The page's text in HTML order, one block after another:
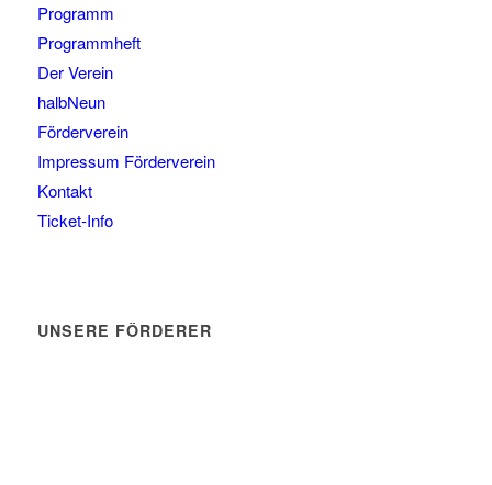
Programm
Programmheft
Der Verein
halbNeun
Förderverein
Impressum Förderverein
Kontakt
Ticket-Info
UNSERE FÖRDERER